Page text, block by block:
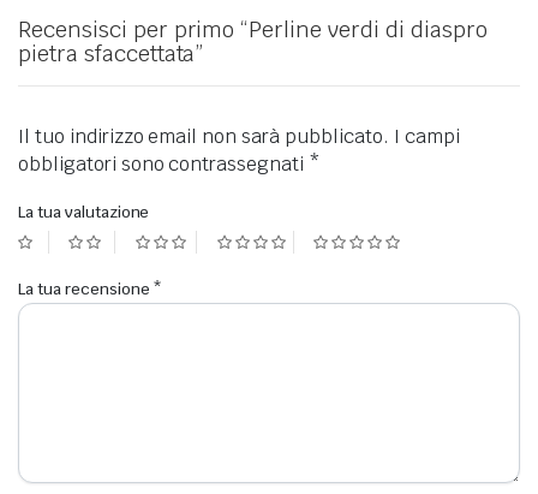
Recensisci per primo “Perline verdi di diaspro
pietra sfaccettata”
Il tuo indirizzo email non sarà pubblicato. I campi
obbligatori sono contrassegnati *
La tua valutazione
La tua recensione *